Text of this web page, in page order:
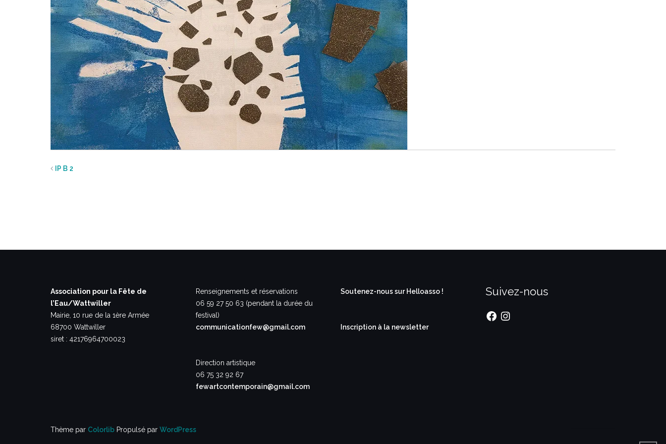
IP B 2
Association pour la Fête de
l’Eau/Wattwiller
Mairie, 10 rue de la 1ère Armée
68700 Wattwiller
siret : 42176964700023
Renseignements et réservations
06 59 27 50 63 (pendant la durée du
festival)
communicationfew@gmail.com
Direction artistique
06 75 32 92 67
fewartcontemporain@gmail.com
Soutenez-nous sur Helloasso !
Inscription à la newsletter
Suivez-nous
FacebookInstagram
Thème par Colorlib Propulsé par WordPress